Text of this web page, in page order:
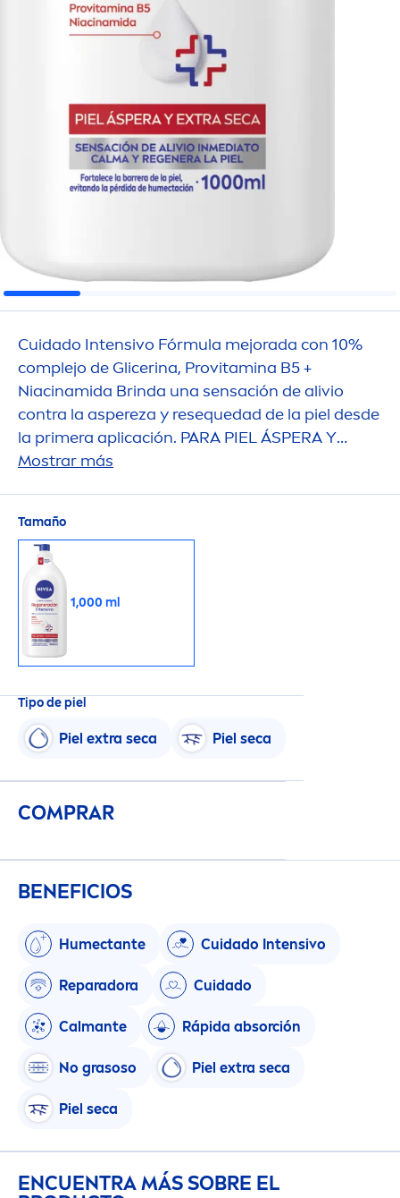
Cuidado Intensivo Fórmula mejorada con 10%
complejo de Glicerina, Provitamina B5 +
Niacinamida Brinda una sensación de alivio
contra la aspereza y resequedad de la piel desde
la primera aplicación. PARA PIEL ÁSPERA Y
EXTRA SECA
Mostrar más
Tamaño
1,000 ml
Tipo de piel
Piel extra seca Piel seca
COMPRAR
BENEFICIOS
Humectante Cuidado Intensivo
Reparadora Cuidado
Calmante Rápida absorción
No grasoso Piel extra seca
Piel seca
ENCUENTRA MÁS SOBRE EL